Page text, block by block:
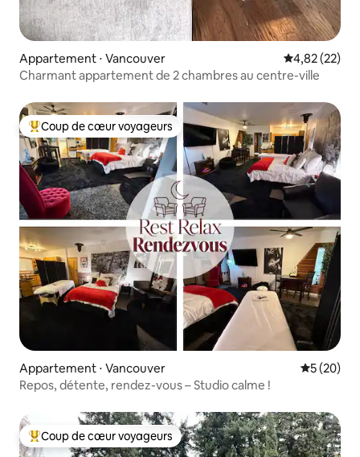
Appartement ⋅ Vancouver Évaluation
4,82 (22)
Charmant appartement de 2 chambres au centre-ville
Coups de cœur voyageurs les plus appréciés
Coup de cœur voyageurs
Appartement ⋅ Vancouver
5 (20)
Repos, détente, rendez-vous – Studio calme !
Coups de cœur voyageurs les plus appréciés
Coup de cœur voyageurs